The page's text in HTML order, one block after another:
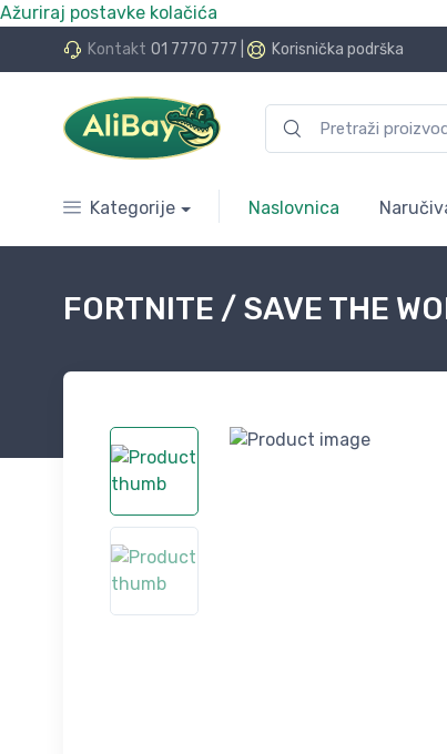
Ažuriraj postavke kolačića
Kontakt 01 7770 777 Korisnička podrška
24 rate bez kamata
Kategorije Naslovnica
FORTNITE / SAVE THE